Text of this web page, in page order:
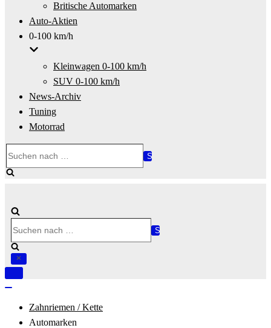
Britische Automarken
Auto-Aktien
0-100 km/h
Kleinwagen 0-100 km/h
SUV 0-100 km/h
News-Archiv
Tuning
Motorrad
nach …
nach …
Navigation
Zahnriemen / Kette
Automarken